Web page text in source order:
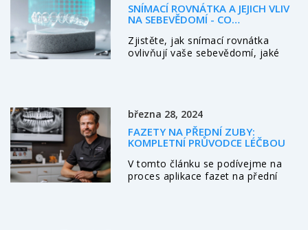
SNÍMACÍ ROVNÁTKA A JEJICH VLIV
NA SEBEVĚDOMÍ - CO
Zjistěte, jak snímací rovnátka
ovlivňují vaše sebevědomí, jaké
března 28, 2024
FAZETY NA PŘEDNÍ ZUBY:
KOMPLETNÍ PRŮVODCE LÉČBOU
V tomto článku se podívejme na
proces aplikace fazet na přední